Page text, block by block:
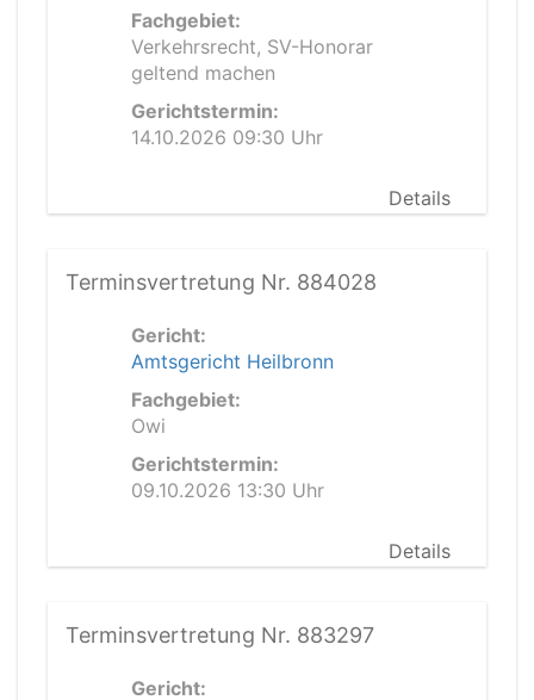
Fachgebiet:
Verkehrsrecht, SV-Honorar
geltend machen
Gerichtstermin:
14.10.2026 09:30 Uhr
Details
Terminsvertretung Nr. 884028
Gericht:
Amtsgericht Heilbronn
Fachgebiet:
Owi
Gerichtstermin:
09.10.2026 13:30 Uhr
Details
Terminsvertretung Nr. 883297
Gericht: